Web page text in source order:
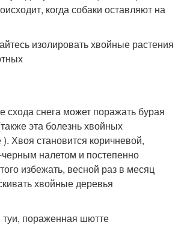
когда собаки оставляют на
изолировать хвойные растения
схода снега может поражать бурая
эта болезнь хвойных
Хвоя становится коричневой,
налетом и постепенно
избежать, весной раз в месяц
хвойные деревья
туи, пораженная шютте